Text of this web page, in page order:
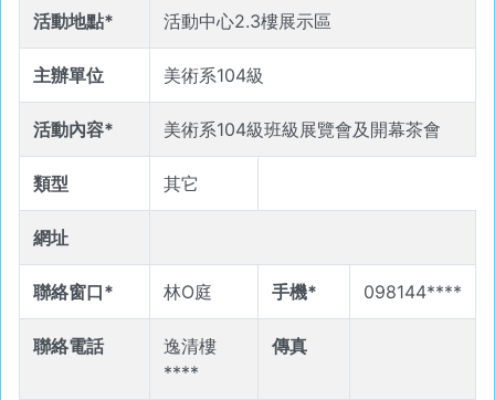
活動地點* 活動中心2.3樓展示區
主辦單位 美術系104級
活動內容* 美術系104級班級展覽會及開幕茶會
類型 其它
網址
聯絡窗口* 林O庭 手機* 098144****
聯絡電話
逸清樓
****
傳真